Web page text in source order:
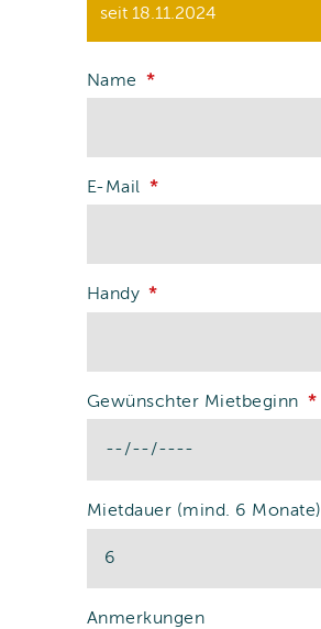
seit 18.11.2024
Name
E-Mail
Handy
Gewünschter Mietbeginn
Mietdauer (mind. 6 Monate)
Anmerkungen